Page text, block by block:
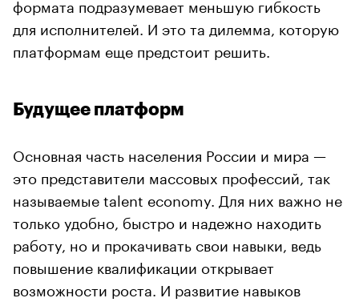
формата подразумевает меньшую гибкость
для исполнителей. И это та дилемма, которую
платформам еще предстоит решить.
Будущее платформ
Основная часть населения России и мира —
это представители массовых профессий, так
называемые talent economy. Для них важно не
только удобно, быстро и надежно находить
работу, но и прокачивать свои навыки, ведь
повышение квалификации открывает
возможности роста. И развитие навыков